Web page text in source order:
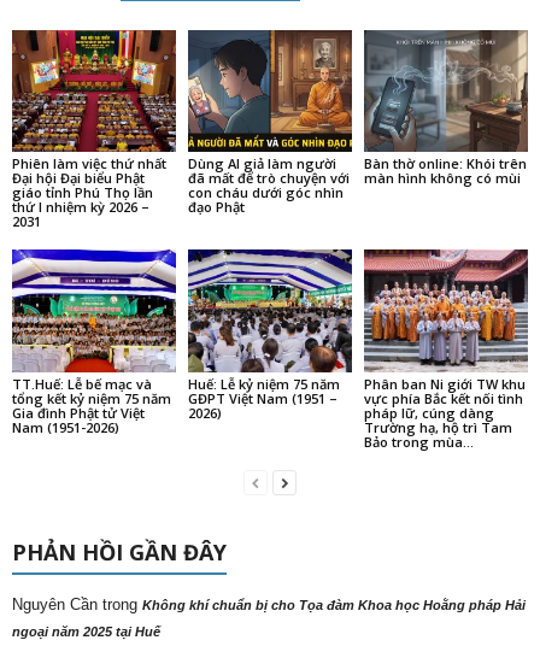
Phiên làm việc thứ nhất
Đại hội Đại biểu Phật
giáo tỉnh Phú Thọ lần
thứ I nhiệm kỳ 2026 –
2031
Dùng AI giả làm người
đã mất để trò chuyện với
con cháu dưới góc nhìn
đạo Phật
Bàn thờ online: Khói trên
màn hình không có mùi
TT.Huế: Lễ bế mạc và
tổng kết kỷ niệm 75 năm
Gia đình Phật tử Việt
Nam (1951-2026)
Huế: Lễ kỷ niệm 75 năm
GĐPT Việt Nam (1951 –
2026)
Phân ban Ni giới TW khu
vực phía Bắc kết nối tình
pháp lữ, cúng dàng
Trường hạ, hộ trì Tam
Bảo trong mùa...
PHẢN HỒI GẦN ĐÂY
Nguyên Cần trong Không khí chuẩn bị cho Tọa đàm Khoa học Hoằng pháp Hải
ngoại năm 2025 tại Huế